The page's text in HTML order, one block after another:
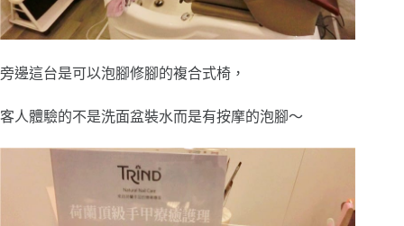
旁邊這台是可以泡腳修腳的複合式椅，
客人體驗的不是洗面盆裝水而是有按摩的泡腳～